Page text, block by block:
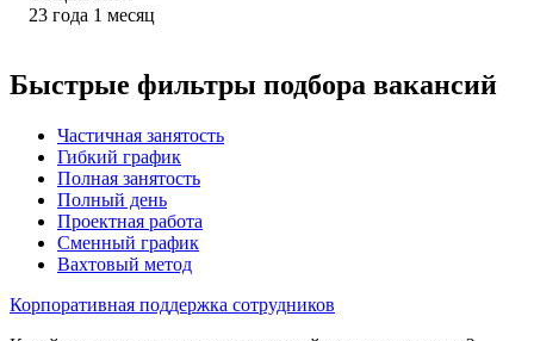
23 года 1 месяц
Быстрые фильтры подбора вакансий
Частичная занятость
Гибкий график
Полная занятость
Полный день
Проектная работа
Сменный график
Вахтовый метод
Корпоративная поддержка сотрудников